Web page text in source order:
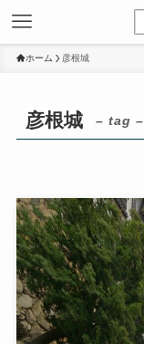
ホーム 彦根城
彦根城 – tag –